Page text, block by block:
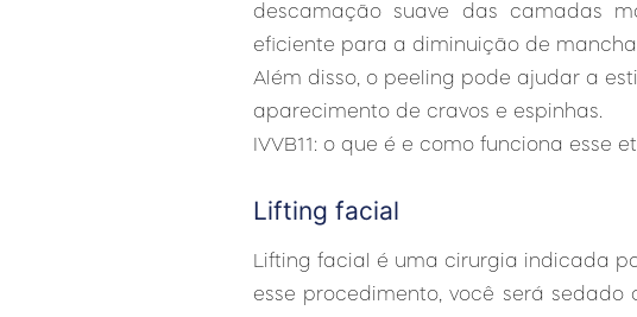
descamação suave das camadas
eficiente para a diminuição de
Além disso, o peeling pode ajudar a
aparecimento de cravos e espinhas.
IVVB11: o que é e como funciona esse
Lifting facial
Lifting facial é uma cirurgia indicada
esse procedimento, você será